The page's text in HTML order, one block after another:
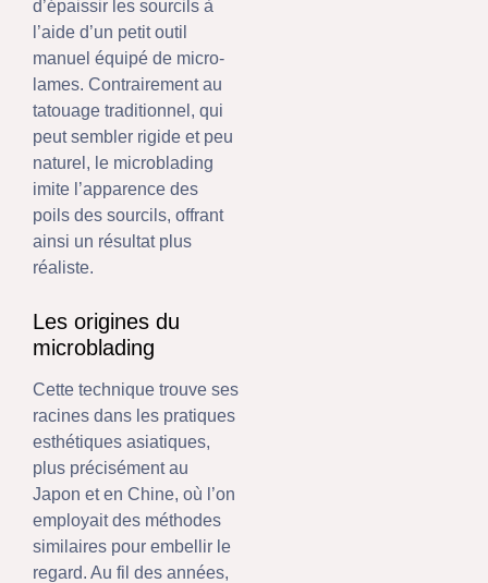
d’épaissir les sourcils à
l’aide d’un petit outil
manuel équipé de micro-
lames. Contrairement au
tatouage traditionnel, qui
peut sembler rigide et peu
naturel, le microblading
imite l’apparence des
poils des sourcils, offrant
ainsi un résultat plus
réaliste.
Les origines du
microblading
Cette technique trouve ses
racines dans les pratiques
esthétiques asiatiques,
plus précisément au
Japon et en Chine, où l’on
employait des méthodes
similaires pour embellir le
regard. Au fil des années,